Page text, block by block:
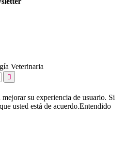
Veterinaria

su experiencia de usuario. Si
usted está de acuerdo.Entendido